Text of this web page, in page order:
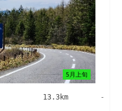
5月上旬
13.3km -